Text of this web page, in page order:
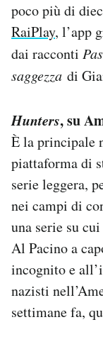
poco più di
RaiPlay, l’app
dai racconti
saggezza di
Hunters, su
È la principale
piattaforma di
serie leggera,
nei campi di
una serie su
Al Pacino a
incognito e
nazisti
settimane fa,